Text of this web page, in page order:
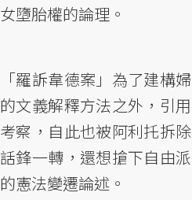
女墮胎權的論理。
「羅訴韋德案」為了建構
的文義解釋方法之外，引
考察，自此也被阿利托拆
話鋒一轉，還想搶下自由
的憲法變遷論述。